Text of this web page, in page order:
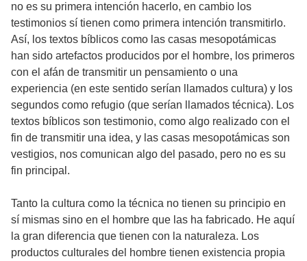
no es su primera intención hacerlo, en cambio los
testimonios sí tienen como primera intención transmitirlo.
Así, los textos bíblicos como las casas mesopotámicas
han sido artefactos producidos por el hombre, los primeros
con el afán de transmitir un pensamiento o una
experiencia (en este sentido serían llamados cultura) y los
segundos como refugio (que serían llamados técnica). Los
textos bíblicos son testimonio, como algo realizado con el
fin de transmitir una idea, y las casas mesopotámicas son
vestigios, nos comunican algo del pasado, pero no es su
fin principal.
Tanto la cultura como la técnica no tienen su principio en
sí mismas sino en el hombre que las ha fabricado. He aquí
la gran diferencia que tienen con la naturaleza. Los
productos culturales del hombre tienen existencia propia